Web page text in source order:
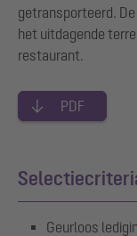
getransporteerd.
het uitdagende
restaurant.
PDF
Geurloos